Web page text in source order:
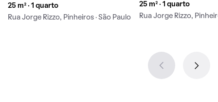
25 m² · 1 quarto
Rua Jorge Rizzo, Pinheiros · São Paulo
25 m² · 1 quarto
Rua Jorge Rizzo,